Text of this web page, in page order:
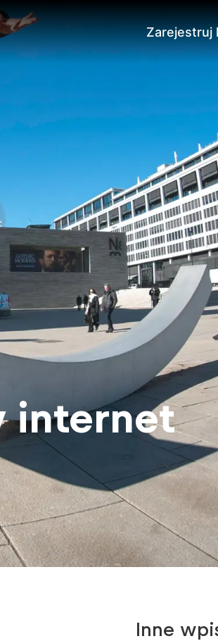
Zarejestruj
internet
Inne